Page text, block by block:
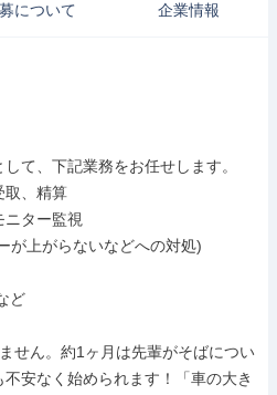
について 企業情報
て、下記業務をお任せします。
取、精算
ニター監視
が上がらないなどへの対処)
ど
せん。約1ヶ月は先輩がそばについ
安なく始められます！「車の大き